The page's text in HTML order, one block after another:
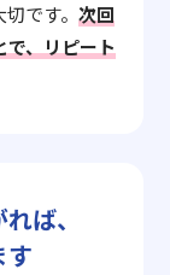
切です。次回
で、リピート
ば、
す